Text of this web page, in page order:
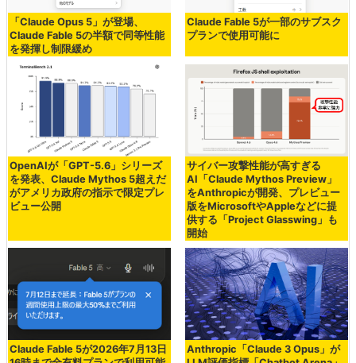
「Claude Opus 5」が登場、
Claude Fable 5の半額で同等性能
を発揮し制限緩め
Claude Fable 5が一部のサブスク
プランで使用可能に
OpenAIが「GPT-5.6」シリーズ
を発表、Claude Mythos 5超えだ
がアメリカ政府の指示で限定プレ
ビュー公開
サイバー攻撃性能が高すぎる
AI「Claude Mythos Preview」
をAnthropicが開発、プレビュー
版をMicrosoftやAppleなどに提
供する「Project Glasswing」も
開始
Claude Fable 5が2026年7月13日
Anthropic「Claude 3 Opus」が